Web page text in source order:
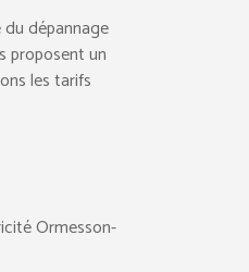
dépannage
proposent un
les tarifs
Ormesson-